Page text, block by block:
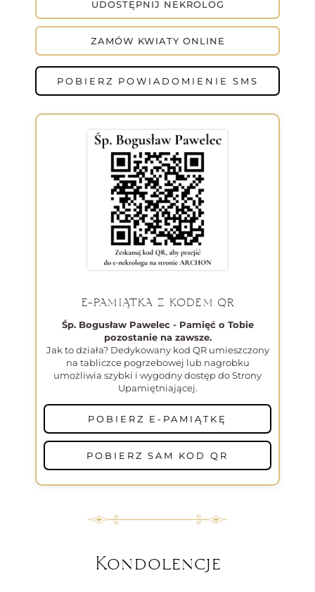
UDOSTĘPNIJ NEKROLOG
ZAMÓW KWIATY ONLINE
POBIERZ POWIADOMIENIE SMS
E-PAMIĄTKA Z KODEM QR
Śp. Bogusław Pawelec - Pamięć o Tobie
pozostanie na zawsze.
Jak to działa? Dedykowany kod QR umieszczony
na tabliczce pogrzebowej lub nagrobku
umożliwia szybki i wygodny dostęp do Strony
Upamiętniającej.
POBIERZ E-PAMIĄTKĘ
POBIERZ SAM KOD QR
Kondolencje